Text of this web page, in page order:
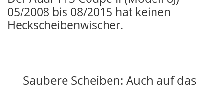
05/2008 bis 08/2015 hat keinen
Heckscheibenwischer.
Saubere Scheiben: Auch auf das